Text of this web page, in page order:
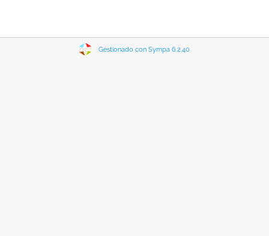
Gestionado con Sympa 6.2.40